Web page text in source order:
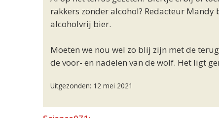
rakkers zonder alcohol? Redacteur
alcoholvrij bier.
Moeten we nou wel zo blij zijn met de
de voor- en nadelen van de wolf. Het ligt
Uitgezonden: 12 mei 2021